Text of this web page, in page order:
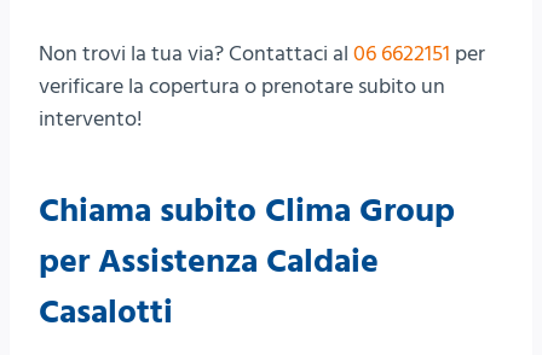
Non trovi la tua via? Contattaci al 06 6622151 per
verificare la copertura o prenotare subito un
intervento!
Chiama subito Clima Group
per Assistenza Caldaie
Casalotti